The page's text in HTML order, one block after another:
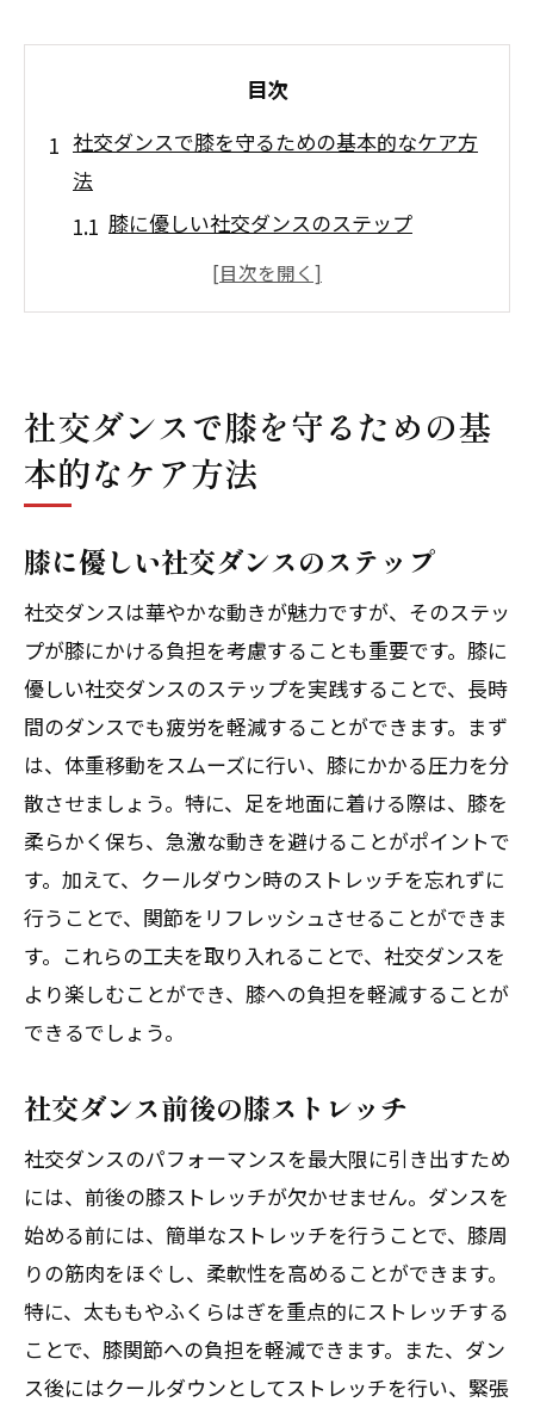
目次
社交ダンスで膝を守るための基本的なケア方
法
膝に優しい社交ダンスのステップ
社交ダンス前後の膝ストレッチ
膝をサポートするテーピング技術
ズの選び方
膝の痛みを予防するための日常ケア
クニック
足首を守るための正しいステップ
足首の柔軟性を高めるストレッチ
足首の強化エクササイズ
足首の負担を減らすダンスシューズの選
び方
踊る前に行うべき足首のウォームアップ
足首の痛みを予防するための日常ケア
肩関節の柔軟性を高める社交ダンスの準備運
動
肩をほぐすためのストレッチ
肩の柔軟性を向上させるエクササイズ
肩の負荷を軽減するダンスポジション
肩の痛みを防ぐための日常ケア
肩に負担をかけない社交ダンスの姿勢
社交ダンスの動きで関節を痛めないためのコ
ツ
関節に優しいダンス動作の習得
正しい姿勢で踊るためのポイント
社交ダンスで膝を守るための基
本的なケア方法
膝に優しい社交ダンスのステップ
社交ダンスは華やかな動きが魅力ですが、そのステッ
プが膝にかける負担を考慮することも重要です。膝に
優しい社交ダンスのステップを実践することで、長時
間のダンスでも疲労を軽減することができます。まず
は、体重移動をスムーズに行い、膝にかかる圧力を分
散させましょう。特に、足を地面に着ける際は、膝を
柔らかく保ち、急激な動きを避けることがポイントで
す。加えて、クールダウン時のストレッチを忘れずに
行うことで、関節をリフレッシュさせることができま
す。これらの工夫を取り入れることで、社交ダンスを
より楽しむことができ、膝への負担を軽減することが
できるでしょう。
社交ダンス前後の膝ストレッチ
社交ダンスのパフォーマンスを最大限に引き出すため
には、前後の膝ストレッチが欠かせません。ダンスを
始める前には、簡単なストレッチを行うことで、膝周
りの筋肉をほぐし、柔軟性を高めることができます。
特に、太ももやふくらはぎを重点的にストレッチする
ことで、膝関節への負担を軽減できます。また、ダン
ス後にはクールダウンとしてストレッチを行い、緊張